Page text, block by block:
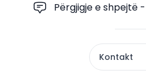
Përgjigje e shpejtë
Kontakt